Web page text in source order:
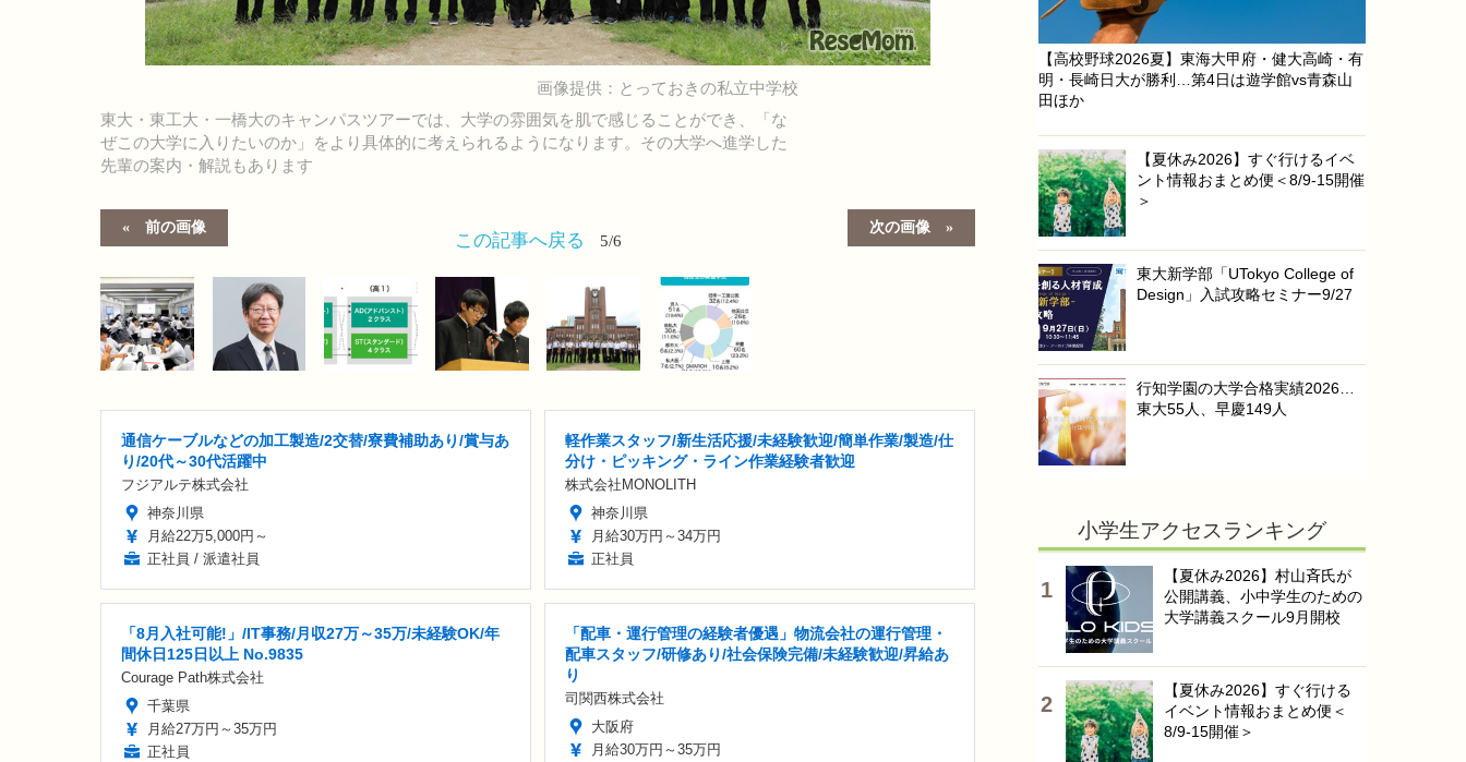
画像提供：とっておきの私立中学校
東大・東工大・一橋大のキャンパスツアーでは、大学の雰囲気を肌で感じることができ、「な
ぜこの大学に入りたいのか」をより具体的に考えられるようになります。その大学へ進学した
先輩の案内・解説もあります
前の画像 次の画像
この記事へ戻る 5/6
通信ケーブルなどの加工製造/2交替/寮費補助あり/賞与あ
り/20代～30代活躍中
フジアルテ株式会社
神奈川県
月給22万5,000円～
正社員 / 派遣社員
軽作業スタッフ/新生活応援/未経験歓迎/簡単作業/製造/仕
分け・ピッキング・ライン作業経験者歓迎
株式会社MONOLITH
神奈川県
月給30万円～34万円
正社員
「8月入社可能!」/IT事務/月収27万～35万/未経験OK/年
間休日125日以上 No.9835
Courage Path株式会社
千葉県
月給27万円～35万円
正社員
「配車・運行管理の経験者優遇」物流会社の運行管理・
配車スタッフ/研修あり/社会保険完備/未経験歓迎/昇給あ
り
司関西株式会社
大阪府
月給30万円～35万円
【高校野球2026夏】東海大甲府・健大高崎・有
明・長崎日大が勝利…第4日は遊学館vs青森山
田ほか
【夏休み2026】すぐ行けるイベ
ント情報おまとめ便＜8/9-15開催
＞
東大新学部「UTokyo College of
Design」入試攻略セミナー9/27
行知学園の大学合格実績2026…
東大55人、早慶149人
小学生アクセスランキング
【夏休み2026】村山斉氏が
公開講義、小中学生のための
大学講義スクール9月開校
【夏休み2026】すぐ行ける
イベント情報おまとめ便＜
8/9-15開催＞